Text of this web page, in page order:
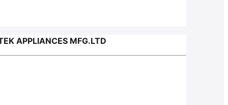
APPLIANCES MFG.LTD